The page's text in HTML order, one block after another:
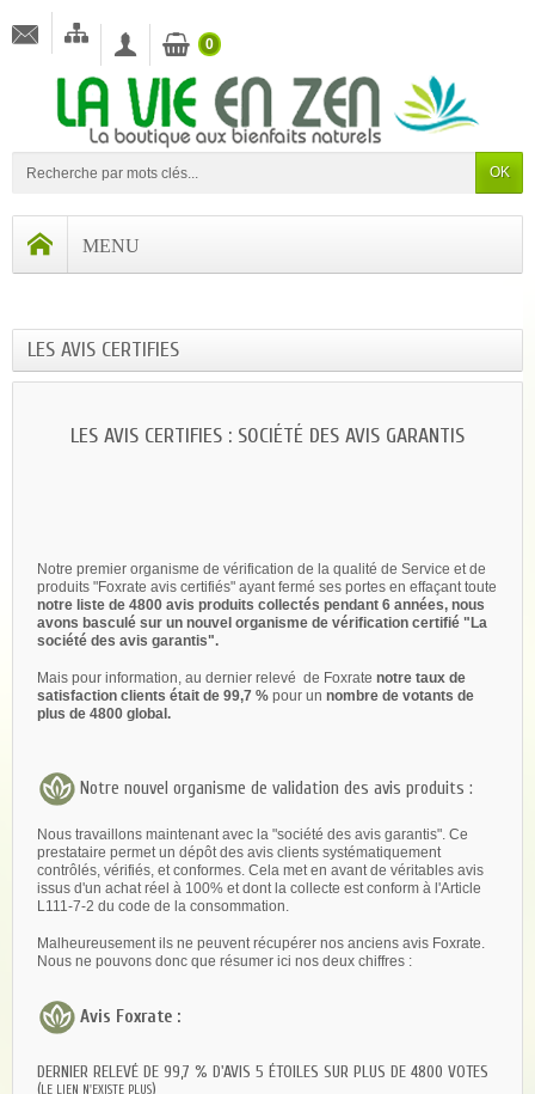
OK
0
LES AVIS CERTIFIES
LES AVIS CERTIFIES : SOCIÉTÉ DES AVIS GARANTIS
Notre premier organisme de vérification de la qualité de Service et de
produits "Foxrate avis certifiés" ayant fermé ses portes en effaçant toute
notre liste de 4800 avis produits collectés pendant 6 années, nous
avons basculé sur un nouvel organisme de vérification certifié "La
société des avis garantis".
Mais pour information, au dernier relevé de Foxrate notre taux de
satisfaction clients était de 99,7 % pour un nombre de votants de
plus de 4800 global.
Notre nouvel organisme de validation des avis produits :
Nous travaillons maintenant avec la "société des avis garantis". Ce
prestataire permet un dépôt des avis clients systématiquement
contrôlés, vérifiés, et conformes. Cela met en avant de véritables avis
issus d'un achat réel à 100% et dont la collecte est conform à l'Article
L111-7-2 du code de la consommation.
Malheureusement ils ne peuvent récupérer nos anciens avis Foxrate.
Nous ne pouvons donc que résumer ici nos deux chiffres :
Avis Foxrate :
DERNIER RELEVÉ DE 99,7 % D'AVIS 5 ÉTOILES SUR PLUS DE 4800 VOTES
(LE LIEN N'EXISTE PLUS)